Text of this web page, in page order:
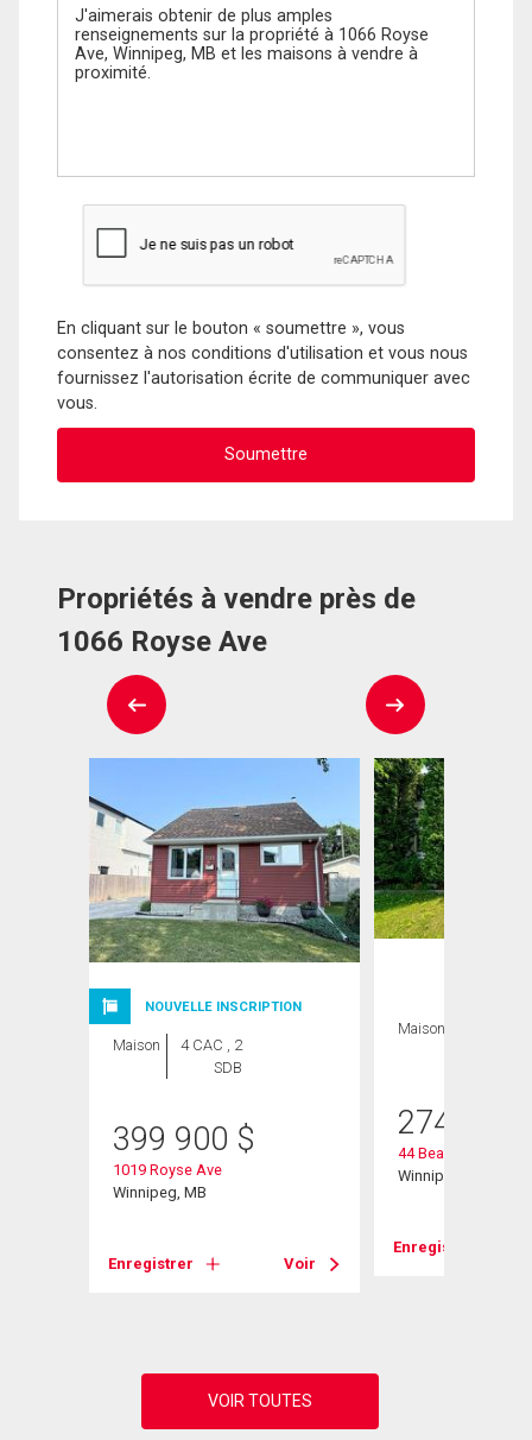
En cliquant sur le bouton « soumettre », vous
consentez à nos conditions d'utilisation et vous nous
fournissez l'autorisation écrite de communiquer avec
vous.
Propriétés à vendre près de
1066 Royse Ave
NOUVELLE INSCRIPTION
Maison
4 CAC , 2
SDB
399 900 $
1019 Royse Ave
Winnipeg, MB
Enregistrer Voir
Maison
274 900
44 Beaumont Bay
Winnipeg, MB
Enregistrer